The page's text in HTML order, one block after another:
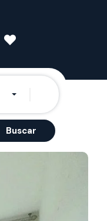
Buscar